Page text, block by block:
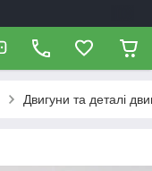
Двигуни та деталі